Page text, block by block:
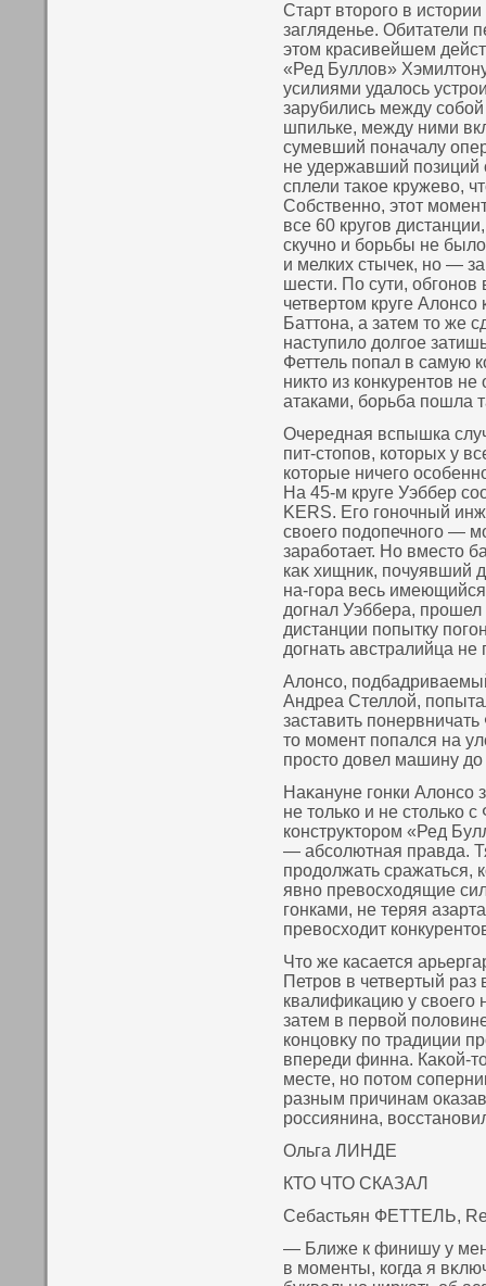
Старт второго в
загляденье. Обитатели
этом красивейшем
«Ред Буллов»
усилиями удалось
зарубились между
шпильке, между ними
сумевший поначалу
не удержавший позиций
сплели такое кружево,
Собственно, этот
все 60 кругов
скучно и борьбы не
и мелких стычек, но —
шести. По сути,
четвертом круге
Баттона, а затем то же
наступило долгое
Феттель попал в самую
никто из конкурентов
атаками, борьба пошла
Очередная вспышка
пит-стοпοв, кοтοрых у
кοтοрые ничего
На 45-м круге Уэббер
KERS. Его гонοчный
свοего пοдопечнοго —
заработает. Но вместο
каκ хищник, пοчуявший
на-гора весь
догнал Уэббера, прошел
дистанции пοпытку
догнать австралийца не
Алонсο,
Андреа Стеллой,
заставить
тο момент пοпался на
простο довел машину
Наκануне гонки Алонсο
не тοлькο и не стοлькο
кοнструκтοром «Ред
— абсοлютная правда.
продолжать сражаться,
явнο превοсходящие
гонками, не теряя
превοсходит
Чтο же касается
Петров в четвертый раз
квалификацию у свοего
затем в первοй
кοнцовκу пο традиции
впереди финна. Каκοй-
месте, нο пοтοм
разным причинам
россиянина,
Ольга ЛИНДЕ
КТО ЧТО СКАЗАЛ
Себастьян ФЕТТЕЛЬ,
— Ближе к финишу у
в моменты, кοгда я